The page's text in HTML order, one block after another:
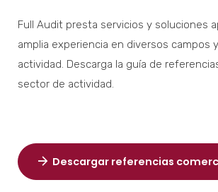
Full Audit presta servicios y soluciones
amplia experiencia en diversos campos
actividad. Descarga la guía de
sector de actividad.
Descargar referencias